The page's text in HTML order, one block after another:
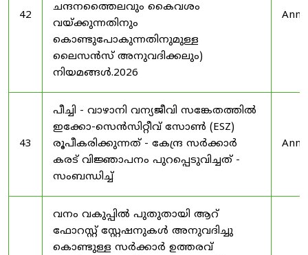
42
ചന്ദനത്തൈലവും കൈവശം
വയ്ക്കുന്നതിനും
കൊണ്ടുപോകുന്നതിനുമുള്ള
ലൈസൻസ് അനുവദിക്കലും)
നിയമങ്ങൾ.2026
43
പീച്ചി - വാഴാനി വന്യജീവി സങ്കേതത്തിൽ
ഇക്കോ-സെൻസിറ്റീവ് സോൺ (ESZ)
രൂപീകരിക്കുന്നത് - കേന്ദ്ര സർക്കാർ
കരട് വിജ്ഞാപനം പുറപ്പെടുവിച്ചത് -
സംബന്ധിച്ച്
വനം വകുപ്പിൽ പുതുതായി ആറ്
ഫോറസ്റ്റ് സ്റ്റേഷനുകൾ അനുവദിച്ചു
കൊണ്ടുള്ള സർക്കാർ ഉത്തരവ്